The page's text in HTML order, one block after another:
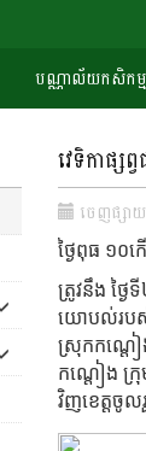
បណ្ណាល័យកសិកម្ម
វេទិកាផ្ស
ចេញ​ផ្សា
ថ្ងៃពុធ ១០
ត្រូវនឹង ថ្ង
យោបល់របស់
ស្រុកកណ្តៀ
កណ្តៀង ក្រុ
វិញខេត្តចូ